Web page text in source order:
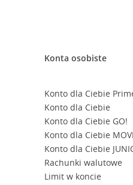
Konta osobiste
Konto dla Ciebie
Konto dla Ciebie
Konto dla Ciebie GO!
Konto dla Ciebie
Konto dla Ciebie
Rachunki walutowe
Limit w koncie